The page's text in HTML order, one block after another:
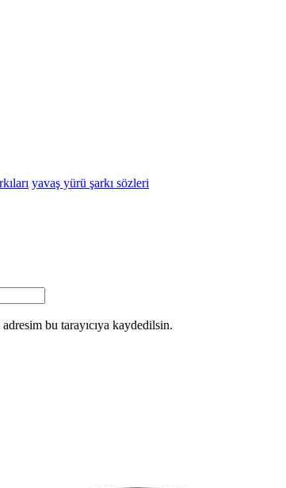
yavaş yürü şarkı sözleri
bu tarayıcıya kaydedilsin.